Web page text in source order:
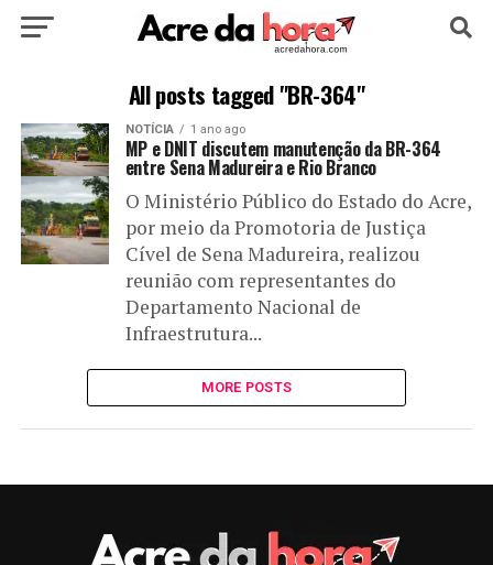
POLÍTICA CULTURA ESPORTE
EDUCAÇÃO NOTÍCIA MUNDO
All posts tagged "BR-364"
NOTÍCIA 1 ano ago
MP e DNIT discutem manutenção da BR-364
entre Sena Madureira e Rio Branco
O Ministério Público do Estado do Acre,
por meio da Promotoria de Justiça
Cível de Sena Madureira, realizou
reunião com representantes do
Departamento Nacional de
Infraestrutura...
MORE POSTS